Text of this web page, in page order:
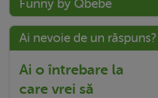
Funny by Qbebe
Ai nevoie de un răspuns?
Ai o întrebare la
care vrei să